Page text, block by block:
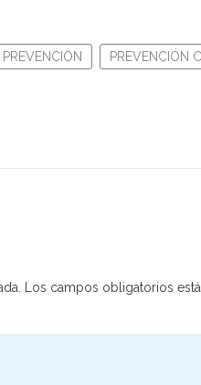
PREVENCION PREVENCIÓN
Los campos obligatorios